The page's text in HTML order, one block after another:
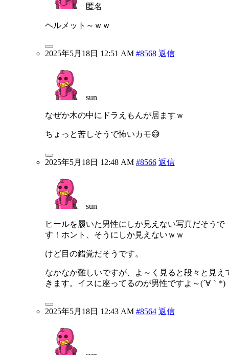
匿名
ヘルメット～ｗｗ
2025年5月18日 12:51 AM #8568 返信
sun
なぜか木の中にドラえもんが居ますｗ
ちょっと苦しそうで怖いカモ😅
2025年5月18日 12:48 AM #8566 返信
sun
ヒールを履いた男性にしか見えない写真だそうで
す！ホント、そうにしか見えないｗｗ
けど目の錯覚だそうです。
なかなか難しいですが、よ～く見ると段々と見え
きます。イスに座ってるのが男性ですよ～(´∀｀*)
2025年5月18日 12:43 AM #8564 返信